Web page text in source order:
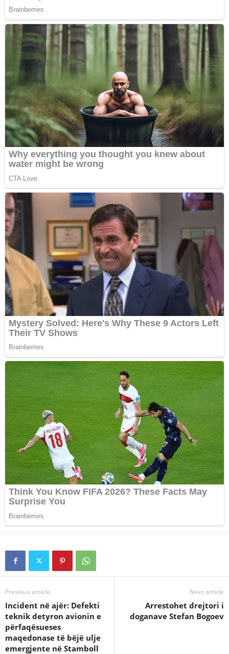
Previous article
Incident në ajër: Defekti
teknik detyron avionin e
përfaqësueses
maqedonase të bëjë ulje
emergjente në Stamboll
Next article
Arrestohet drejtori i
doganave Stefan Bogoev